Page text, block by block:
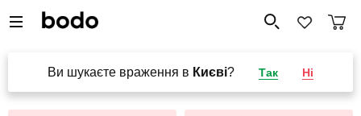
Ви шукаєте враження в Києві? Так Ні